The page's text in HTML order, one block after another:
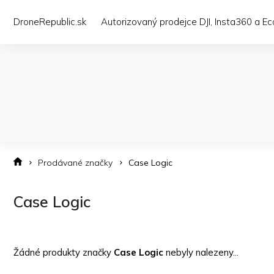
DroneRepublic.sk Autorizovaný prodejce DJI, Insta360 a
Prodávané značky Case Logic
Case Logic
Žádné produkty značky Case Logic nebyly nalezeny...